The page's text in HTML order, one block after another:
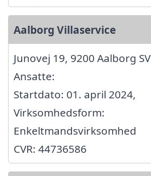
Aalborg Villaservice
Junovej 19, 9200 Aalborg SV
Ansatte:
Startdato: 01. april 2024,
Virksomhedsform:
Enkeltmandsvirksomhed
CVR: 44736586